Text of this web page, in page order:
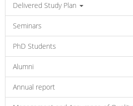
Delivered Study Plan
Seminars
PhD Students
Alumni
Annual report